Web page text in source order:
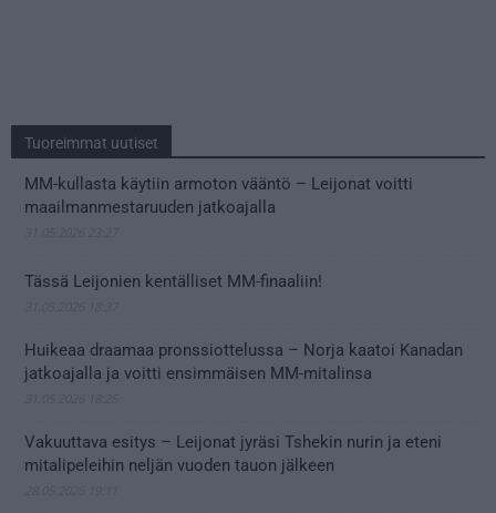
Tuoreimmat uutiset
MM-kullasta käytiin armoton vääntö – Leijonat voitti
maailmanmestaruuden jatkoajalla
Tässä Leijonien kentälliset MM-finaaliin!
Huikeaa draamaa pronssiottelussa – Norja kaatoi Kanadan
jatkoajalla ja voitti ensimmäisen MM-mitalinsa
Vakuuttava esitys – Leijonat jyräsi Tshekin nurin ja eteni
mitalipeleihin neljän vuoden tauon jälkeen